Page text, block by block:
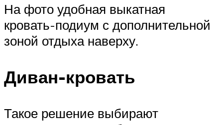
На фото удобная выкатная
кровать-подиум с дополнительной
зоной отдыха наверху.
Диван-кровать
Такое решение выбирают